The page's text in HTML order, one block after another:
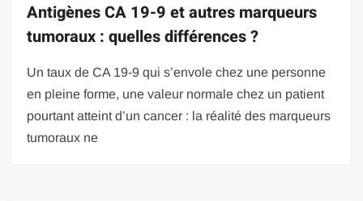
Antigènes CA 19-9 et autres marqueurs
tumoraux : quelles différences ?
Un taux de CA 19-9 qui s’envole chez une personne
en pleine forme, une valeur normale chez un patient
pourtant atteint d’un cancer : la réalité des marqueurs
tumoraux ne